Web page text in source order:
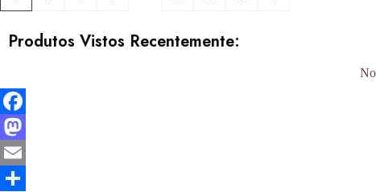
Produtos Vistos Recentemente:
Facebook
Mastodon
Email